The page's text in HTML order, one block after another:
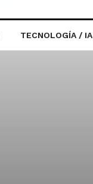
TECNOLOGÍA / IA